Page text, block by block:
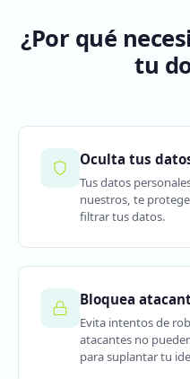
¿Por qué
tu
Oculta tus
Tus datos
nuestros, te
filtrar tus datos.
Bloquea
Evita intentos de
atacantes no
para suplantar tu